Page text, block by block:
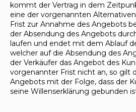
kommt der Vertrag in dem
eine der vorgenannten
Frist zur Annahme des Angebots
der Absendung des Angebots
laufen und endet mit dem Ablauf
welcher auf die Absendung des
der Verkäufer das Angebot des
vorgenannter Frist nicht an, so gilt
Angebots mit der Folge, dass der
seine Willenserklärung gebunden